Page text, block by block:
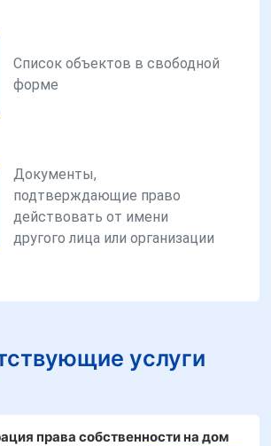
Список объектов в свободной
форме
Документы,
подтверждающие право
действовать от имени
другого лица или организации
услуги
права собственности на дом